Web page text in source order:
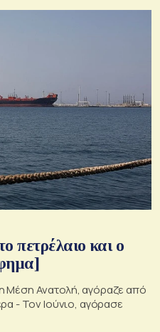
πετρέλαιο και ο
Μέση Ανατολή, αγόραζε από
- Τον Ιούνιο, αγόρασε